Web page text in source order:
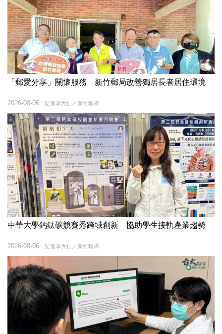
「郵愛分享」關懷服務 新竹郵局改善獨居長者居住環境
記者季大仁／新竹報導
2026-08-06
中華大學鈣鈦礦競賽秀跨域創新 協助學生接軌產業趨勢
記者季大仁／新竹報導
2026-08-06